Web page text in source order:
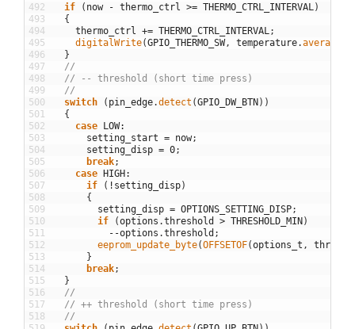
492
493
494
495
496
497
498
499
500
501
502
503
504
505
506
507
508
509
510
511
512
513
514
515
516
517
518
if
( now - thermo_ctrl >= THERMO_CTRL_INTERVAL )
{
thermo_ctrl
+= THERMO_CTRL_INTERVAL ;
digitalWrite(GPIO_THERMO_SW, temperature.average
}
//
// -- threshold (short time press)
//
switch
( pin_edge.detect (GPIO_DW_BTN) )
{
case LOW:
setting_start = now;
setting_disp = 0;
break;
case HIGH:
if
( ! setting_disp)
{
setting_disp = OPTIONS_SETTING_DISP;
if
(options .threshold > THRESHOLD_MIN)
--options .threshold ;
eeprom_update_byte(OFFSETOF(options_t ,
}
break;
}
//
// ++ threshold (short time press)
//